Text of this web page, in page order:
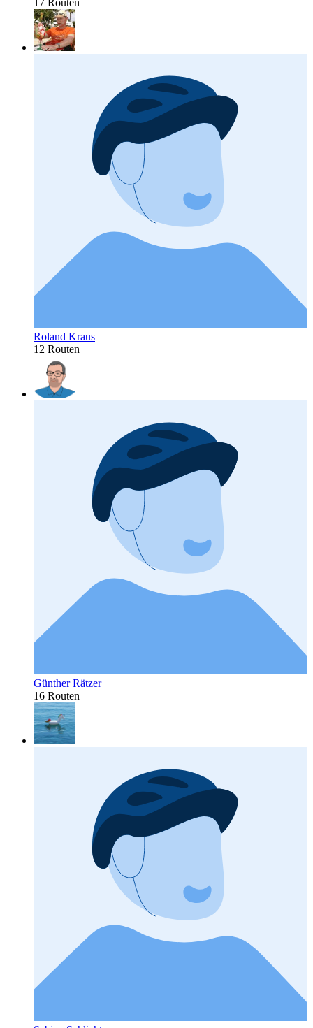
17 Routen
Roland Kraus
12 Routen
Günther Rätzer
16 Routen